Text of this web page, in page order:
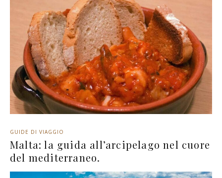
GUIDE DI VIAGGIO
Malta: la guida all’arcipelago nel cuore
del mediterraneo.